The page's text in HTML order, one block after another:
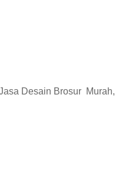
Desain Brosur Murah,